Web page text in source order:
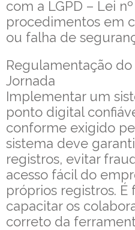
com a LGPD – Lei
procedimentos em
ou falha de
Regulamentação
Jornada
Implementar um
ponto digital
conforme exigido
sistema deve
registros, evitar
acesso fácil do
próprios registros.
capacitar os
correto da